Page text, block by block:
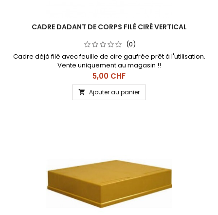
CADRE DADANT DE CORPS FILÉ CIRÉ VERTICAL
(0)
Cadre déjà filé avec feuille de cire gaufrée prêt à l'utilisation.
Vente uniquement au magasin !!
Prix
5,00 CHF
 Ajouter au panier